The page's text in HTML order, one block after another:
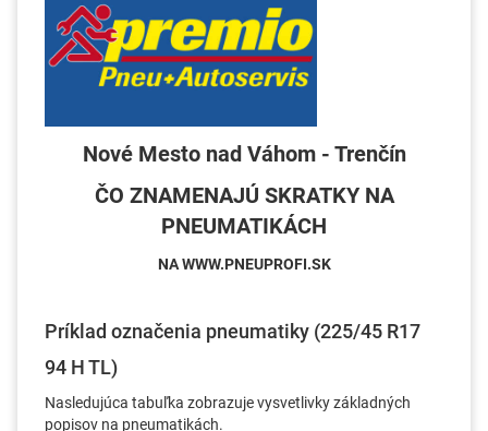
Nové Mesto nad Váhom - Trenčín
ČO ZNAMENAJÚ SKRATKY NA
PNEUMATIKÁCH
NA WWW.PNEUPROFI.SK
Príklad označenia pneumatiky (225/45 R17
94 H TL)
Nasledujúca tabuľka zobrazuje vysvetlivky základných
popisov na pneumatikách.